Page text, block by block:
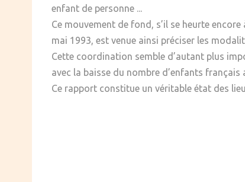
enfant de personne ...
Ce mouvement de fond, s’il se heurte
mai 1993, est venue ainsi préciser les
Cette coordination semble d’autant plus
avec la baisse du nombre d’enfants français
Ce rapport constitue un véritable état des